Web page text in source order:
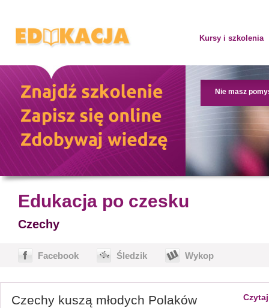
Kursy i szkolenia
Nie masz
Edukacja po czesku
Czechy
Facebook Śledzik Wykop
Czechy kuszą młodych Polaków